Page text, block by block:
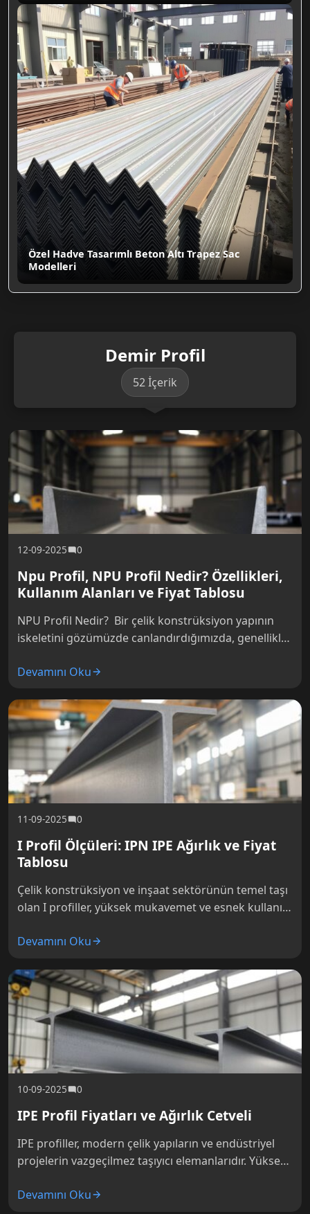
Demir Profil
52 İçerik
12-09-2025 0
Npu Profil, NPU Profil Nedir? Özellikleri,
Kullanım Alanları ve Fiyat Tablosu
NPU Profil Nedir? Bir çelik konstrüksiyon yapının
iskeletini gözümüzde canlandırdığımızda, genellikle
(NPI) aklımıza gelir. Ancak bu ana…
Devamını Oku
11-09-2025 0
I Profil Ölçüleri: IPN IPE Ağırlık ve Fiyat
Tablosu
Çelik konstrüksiyon ve inşaat sektörünün temel taşı
olan I profiller, yüksek mukavemet ve esnek kullanım
elemanlarıdır. Taşıyıcı sistemlerde, endüstriyel
Devamını Oku
10-09-2025 0
IPE Profil Fiyatları ve Ağırlık Cetveli
IPE profiller, modern çelik yapıların ve endüstriyel
projelerin vazgeçilmez taşıyıcı elemanlarıdır. Yüksek
esnek kullanım olanakları sayesinde mimar ve
Devamını Oku
Özel Hadve Tasarımlı Beton Altı Trapez Sac
Modelleri